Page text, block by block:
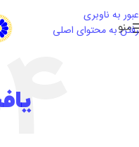
عبور به ناوبری
رفتن به محتوای اصلی
منو